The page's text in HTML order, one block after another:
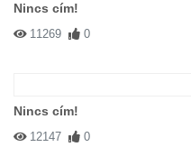
Nincs cím!
11269 0
Nincs cím!
12147 0